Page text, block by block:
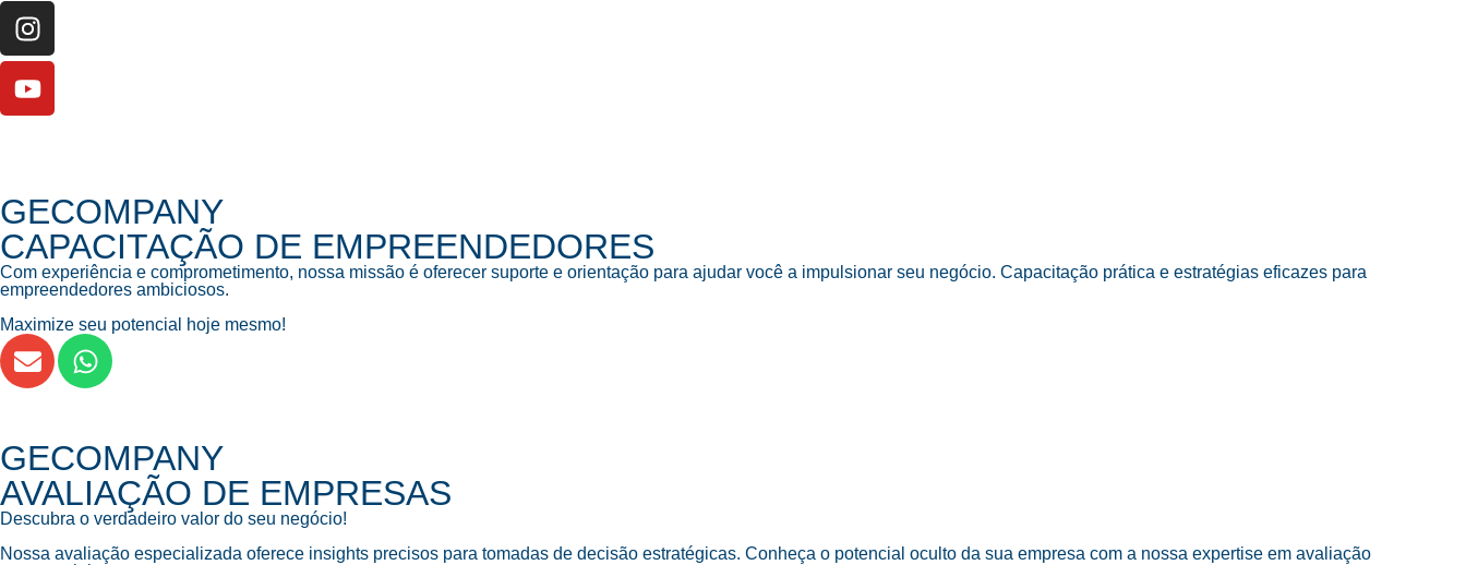
GECOMPANY
CAPACITAÇÃO DE EMPREENDEDORES
Com experiência e comprometimento, nossa missão é oferecer suporte e orientação para ajudar você a impulsionar seu negócio. Capacitação prática e estratégias eficazes para
empreendedores ambiciosos.
Maximize seu potencial hoje mesmo!
GECOMPANY
AVALIAÇÃO DE EMPRESAS
Descubra o verdadeiro valor do seu negócio!
Nossa avaliação especializada oferece insights precisos para tomadas de decisão estratégicas. Conheça o potencial oculto da sua empresa com a nossa expertise em avaliação